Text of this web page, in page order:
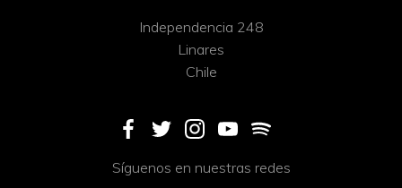
Independencia 248
Linares
Chile
Síguenos en nuestras redes